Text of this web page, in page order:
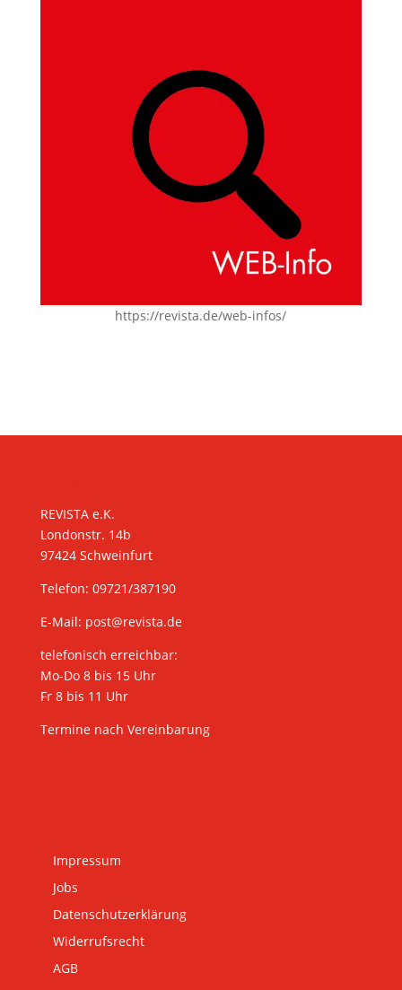
https://revista.de/web-infos/
REVISTA e.K.
Londonstr. 14b
97424 Schweinfurt
Telefon: 09721/387190
E-Mail: post@revista.de
telefonisch erreichbar:
Mo-Do 8 bis 15 Uhr
Fr 8 bis 11 Uhr
Termine nach Vereinbarung
Impressum
Jobs
Datenschutzerklärung
Widerrufsrecht
AGB